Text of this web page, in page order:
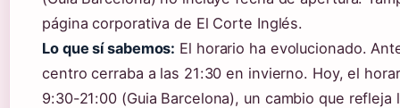
página corporativa de El Corte Inglés.
Lo que sí sabemos: El horario ha evolucionado.
centro cerraba a las 21:30 en invierno. Hoy, el
9:30-21:00 (Guia Barcelona), un cambio que refleja